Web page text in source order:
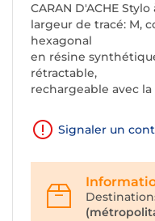
CARAN D'ACHE
largeur de tracé: M,
hexagonal
en résine
rétractable,
rechargeable avec la
Signaler un